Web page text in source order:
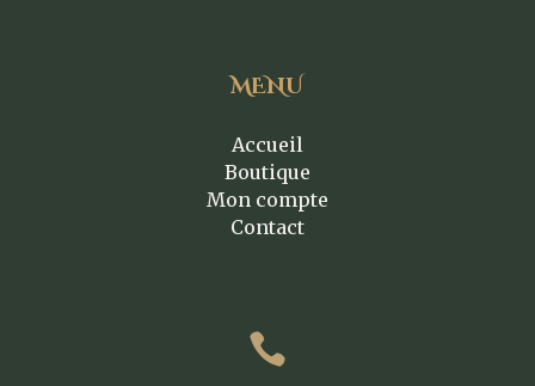
MENU
Accueil
Boutique
Mon compte
Contact
